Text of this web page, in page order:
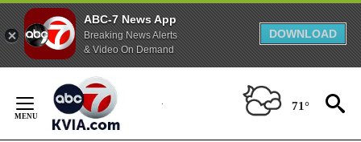
ABC-7 News App
Breaking News Alerts
& Video On Demand
DOWNLOAD
Content
71°